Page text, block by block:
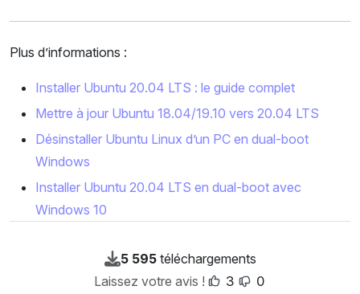
Plus d’informations :
Installer Ubuntu 20.04 LTS : le guide complet
Mettre à jour Ubuntu 18.04/19.10 vers 20.04 LTS
Désinstaller Ubuntu Linux d’un PC en dual-boot
Windows
Installer Ubuntu 20.04 LTS en dual-boot avec
Windows 10
5 595téléchargements
Laissez votre avis !
3 0